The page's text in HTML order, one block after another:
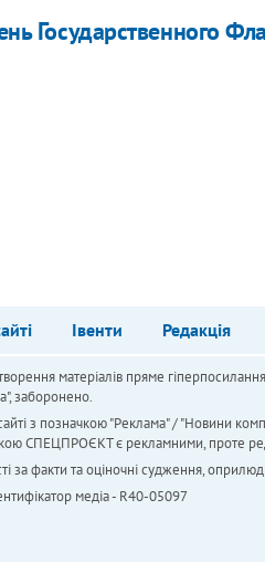
Государственного
Івенти Редакція
матеріалів пряме
заборонено.
з позначкою "Реклама" / "Новини
СПЕЦПРОЄКТ є рекламними, проте
за факти та оціночні судження,
медіа - R40-05097